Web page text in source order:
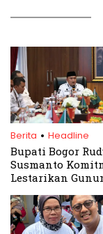
Berita . Headline
Bupati Bogor
Susmanto
Lestarikan
Sebagai
Strategis